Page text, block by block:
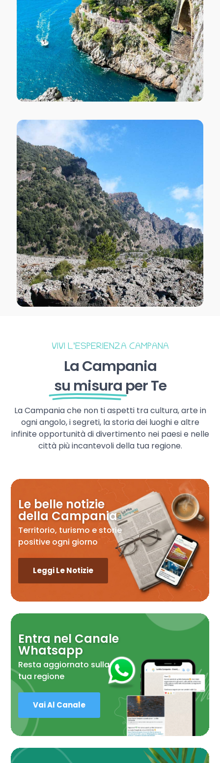
VIVI L’ESPERIENZA CAMPANA
La Campania
su misura per Te
La Campania che non ti aspetti tra cultura, arte in
ogni angolo, i segreti, la storia dei luoghi e altre
infinite opportunità di divertimento nei paesi e nelle
città più incantevoli della tua regione.
Le belle notizie
della Campania
Territorio, turismo e storie
positive ogni giorno
Leggi Le Notizie
Entra nel Canale
Whatsapp
Resta aggiornato sulla
tua regione
Vai Al Canale